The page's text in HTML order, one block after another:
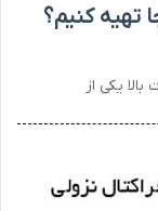
کجا تهیه کنیم؟
بالا یکی از